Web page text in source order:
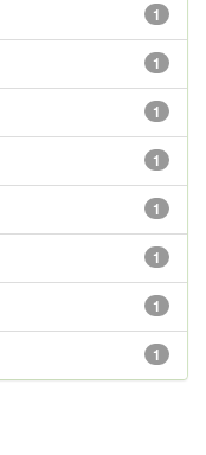
1
1
1
1
1
1
1
1